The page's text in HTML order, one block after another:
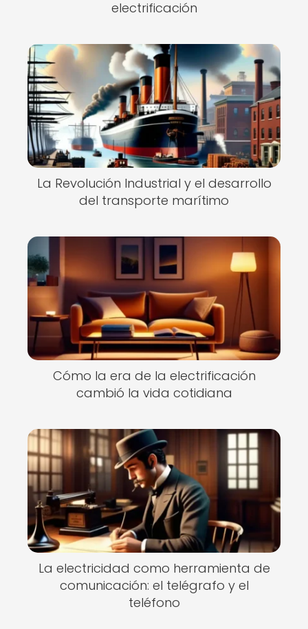
electrificación
La Revolución Industrial y el desarrollo
del transporte marítimo
Cómo la era de la electrificación
cambió la vida cotidiana
La electricidad como herramienta de
comunicación: el telégrafo y el
teléfono